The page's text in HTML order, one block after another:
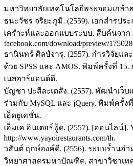
มหาวิทยาลัยเทคโนโลยีพระจอมเกล้า
ธนะวัชร จริยะภูมิ. (2559). เอกสำรปร
เครำะห์และออกแบบระบบ. สืบค้นจาก
facebook.com/download/preview/
ธานินทร์ ศิลป์จารุ. (2557). กำรวิจัยแ
ด้วย SPSS และ AMOS. พิมพ์ครั้งที่
เนสอาร์แอนด์ดี.
บัญชา ปะสีละเตสัง. (2557). พัฒนำเว็บ
ร่วมกับ MySQL และ jQuery. พิมพ์ครั้ง
เอ็ดยูเคชั่น.
เอ็มเค อินเตอร์ฟู้ด. (2557). [ออนไลน์].
http://www.yayoirestaurants.com/th.
วสันต์ ฤกษ์องค์ดี. (2556). ระบบร้ำนอ
วิทยาศาสตรมหาบัณฑิต, สาขาวิชาเท